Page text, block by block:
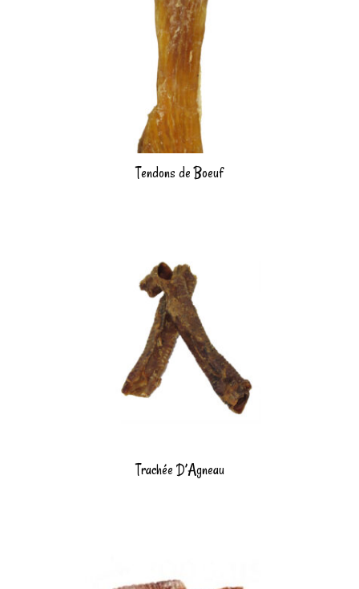
Tendons de Boeuf
Trachée D’Agneau